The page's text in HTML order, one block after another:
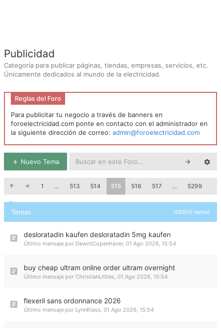
Publicidad
Categoría para publicar páginas, tiendas, empresas, servicios, etc.
Únicamente dedicados al mundo de la electricidad.
Reglas del Foro
Para publicitar tu negocio a través de banners en
foroelectricidad.com ponte en contacto con el administrador en
la siguiente dirección de correo: admin@foroelectricidad.com
Nuevo Tema
1 … 513 514 515 516 517 … 5299
Temas 158950 temas
desloratadin kaufen desloratadin 5mg kaufen
Último mensaje por DewittCopenhaver, 01 Ago 2026, 15:54
buy cheap ultram online order ultram overnight
Último mensaje por ChristianLittles, 01 Ago 2026, 15:54
flexeril sans ordonnance 2026
Último mensaje por LynnKlass, 01 Ago 2026, 15:54